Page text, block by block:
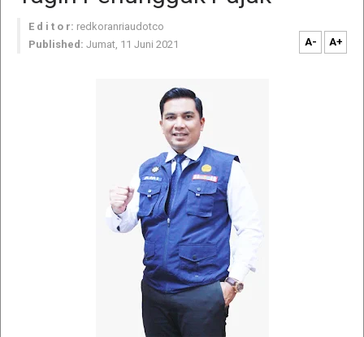
E d i t o r: redkoranriaudotco
Published: Jumat, 11 Juni 2021 A- A+